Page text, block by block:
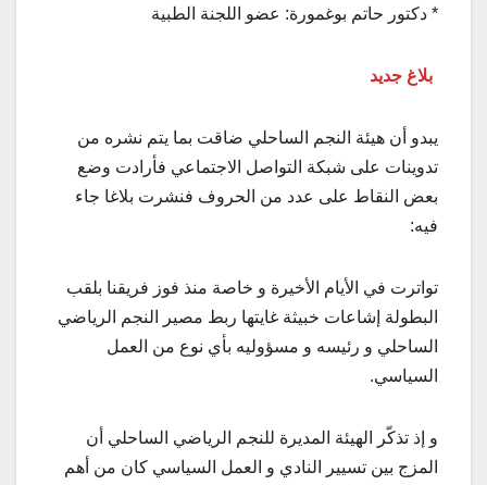
* دكتور حاتم بوغمورة: عضو اللجنة الطبية
بلاغ جديد
يبدو أن هيئة النجم الساحلي ضاقت بما يتم نشره من
تدوينات على شبكة التواصل الاجتماعي فأرادت وضع
بعض النقاط على عدد من الحروف فنشرت بلاغا جاء
فيه:
تواترت في الأيام الأخيرة و خاصة منذ فوز فريقنا بلقب
البطولة إشاعات خبيثة غايتها ربط مصير النجم الرياضي
الساحلي و رئيسه و مسؤوليه بأي نوع من العمل
السياسي.
و إذ تذكّر الهيئة المديرة للنجم الرياضي الساحلي أن
المزج بين تسيير النادي و العمل السياسي كان من أهم